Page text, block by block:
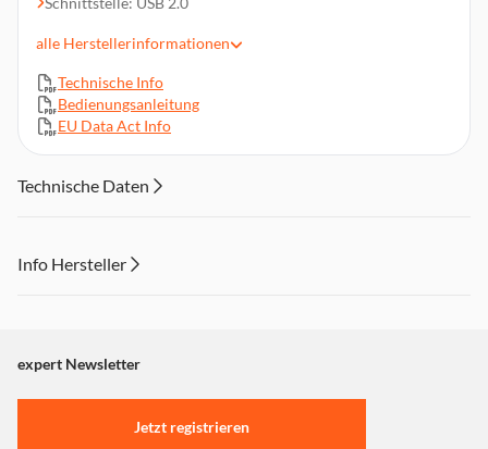
Equalizer-Modi | 8 Abspiel-Modi
Zubehör: microSD Karte 16 GB I Kabelgebundene Stereo
Kopfhörer I AAA Intenso Batterie
Abmessungen: 89 x 26 x 19 mm, Gewicht: 22 g
alle Herstellerinformationen
Technische Info
Bedienungsanleitung
EU Data Act Info
Technische Daten
Info Hersteller
"Marketing".
Einstellungen anpassen
expert Newsletter
Jetzt registrieren